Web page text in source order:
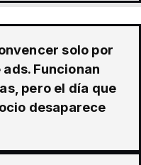
solo por
Funcionan
pero el día que
desaparece